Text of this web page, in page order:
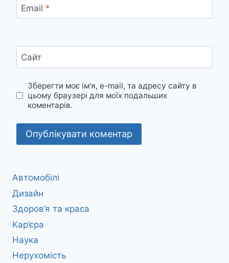
Email *
Сайт
Зберегти моє ім'я, e-mail, та адресу сайту в
цьому браузері для моїх подальших
коментарів.
Автомобілі
Дизайн
Здоров’я та краса
Кар’єра
Наука
Нерухомість